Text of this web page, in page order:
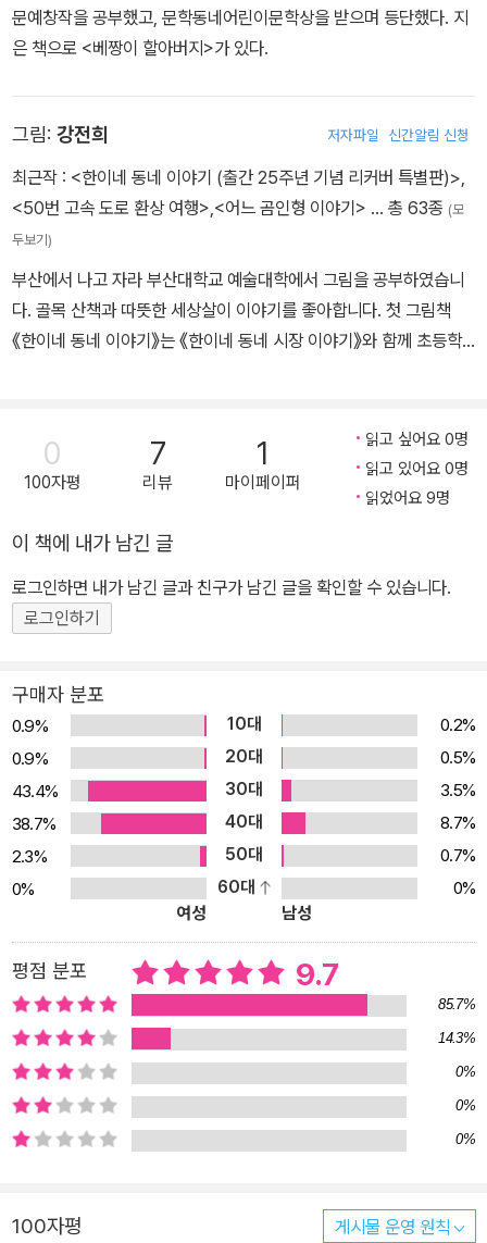
문예창작을 공부했고, 문학동네어린이문학상을 받으며 등단했다. 지
은 책으로 <베짱이 할아버지>가 있다.
그림: 강전희 저자파일 신간알림 신청
최근작 : <한이네 동네 이야기 (출간 25주년 기념 리커버 특별판)>,
<50번 고속 도로 환상 여행>,<어느 곰인형 이야기> … 총 63종 (모
두보기)
부산에서 나고 자라 부산대학교 예술대학에서 그림을 공부하였습니
다. 골목 산책과 따뜻한 세상살이 이야기를 좋아합니다. 첫 그림책
《한이네 동네 이야기》는 《한이네 동네 시장 이야기》와 함께 초등학
〈나는 바람이다〉 시리즈, 《막손이 두부》, 《춘악이》, 《우유 귀신 딱지
귀신》, 《울지 마, 별이 뜨잖니》, 《우리 옛 장날》, 《편지 따라 역사 여
행》, 《그 많던 싱아는 누가 다 먹었을까》 등 많은 책에 그림을 그렸습
0
100자평
7
리뷰
1
마이페이퍼
읽고 싶어요 0명
읽고 있어요 0명
읽었어요 9명
이 책에 내가 남긴 글
로그인하면 내가 남긴 글과 친구가 남긴 글을 확인할 수 있습니다.
로그인하기
구매자 분포
0.9% 10대
0.2%
0.9%
20대
0.5%
43.4%
30대
3.5%
38.7%
40대
8.7%
2.3%
50대
0.7%
0%
60대
0%
여성
남성
평점 분포 9.7
85.7%
14.3%
0%
0%
0%
100자평 게시물 운영 원칙